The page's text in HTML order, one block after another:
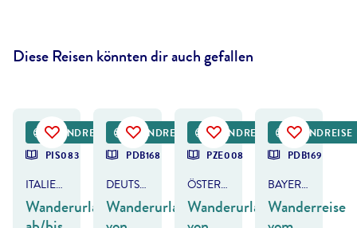
Diese Reisen könnten dir auch gefallen
RUNDREISE
PIS083
ITALIEN - SÜDTIROL
Wanderurlaub
RUNDREISE
PDB168
DEUTSCHLAND & ÖSTERREICH
Wanderurlaub
RUNDREISE
PZE008
ÖSTERREICH - LECHWEG
Wanderurlaub
RUNDREISE
PDB169
BAYERN - CHIEMGAUER ALPEN
Wanderreise